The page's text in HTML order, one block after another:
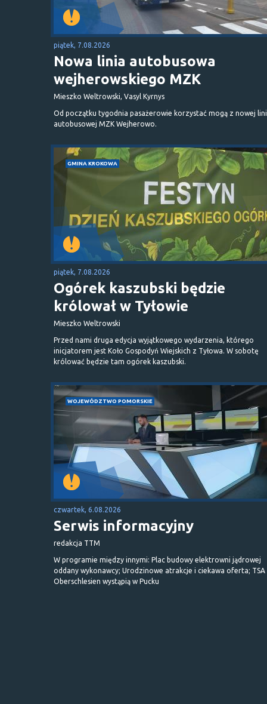
piątek, 7.08.2026
Nowa linia autobusowa
wejherowskiego MZK
Mieszko Weltrowski, Vasyl Kyrnys
Od początku tygodnia pasażerowie korzystać mogą z nowej
autobusowej MZK Wejherowo.
GMINA KROKOWA
piątek, 7.08.2026
Ogórek kaszubski będzie
królował w Tyłowie
Mieszko Weltrowski
Przed nami druga edycja wyjątkowego wydarzenia, którego
inicjatorem jest Koło Gospodyń Wiejskich z Tyłowa. W sobotę
królować będzie tam ogórek kaszubski.
WOJEWÓDZTWO POMORSKIE
czwartek, 6.08.2026
Serwis informacyjny
redakcja TTM
W programie między innymi: Plac budowy elektrowni jądrowej
oddany wykonawcy; Urodzinowe atrakcje i ciekawa oferta; TSA
Oberschlesien wystąpią w Pucku